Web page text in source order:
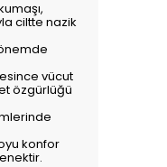
ciltte nazik
vücut
özgürlüğü
konfor